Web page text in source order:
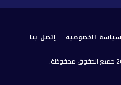
سياسة الخصوصية إتصل بنا